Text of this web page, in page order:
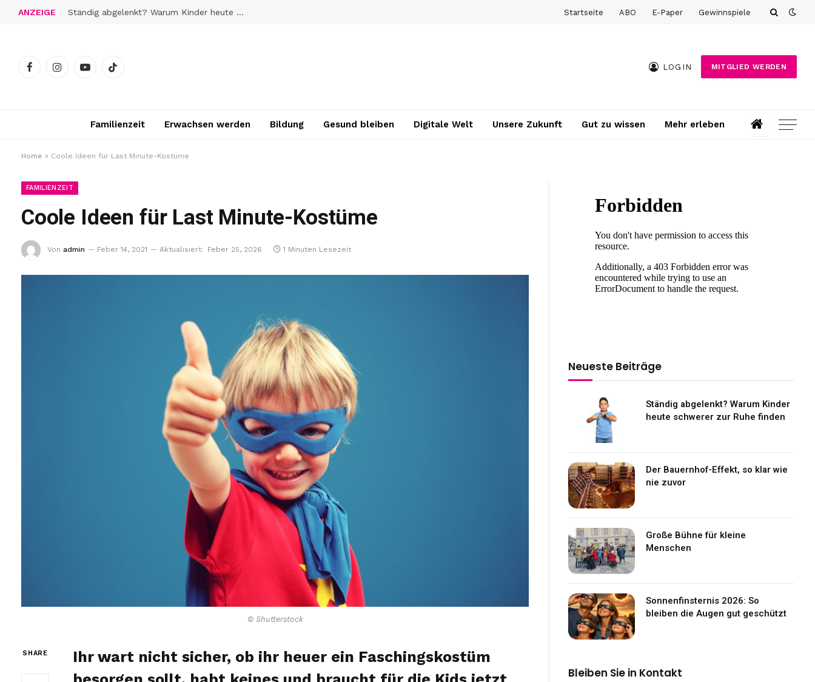
ANZEIGE Ständig abgelenkt? Warum Kinder heute schwerer zur Ruhe finden Startseite ABO E-Paper Gewinnspiele
FacebookInstagramYouTubeTikTok
LOGIN MITGLIED WERDEN
Familienzeit Erwachsen werden Bildung Gesund bleiben Digitale Welt Unsere Zukunft Gut zu wissen Mehr erleben
Home » Coole Ideen für Last Minute-Kostüme
FAMILIENZEIT
Coole Ideen für Last Minute-Kostüme
Von admin Feber 14, 2021 Aktualisiert: Feber 25, 2026 1 Minuten Lesezeit
© Shutterstock
SHARE
Ihr wart nicht sicher, ob ihr heuer ein Faschingskostüm
Neueste Beiträge
Ständig abgelenkt? Warum Kinder
heute schwerer zur Ruhe finden
Der Bauernhof-Effekt, so klar wie
nie zuvor
Große Bühne für kleine
Menschen
Sonnenfinsternis 2026: So
bleiben die Augen gut geschützt
Bleiben Sie in Kontakt